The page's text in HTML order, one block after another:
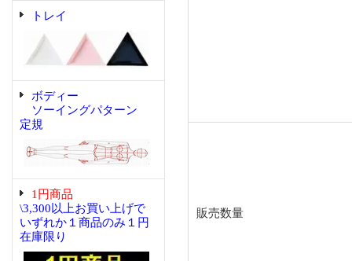
トレイ
ボディー
ソーイングパターン
定規
1円商品
\3,300以上お買い上げで
いずれか１商品のみ１円
在庫限り
販売数量